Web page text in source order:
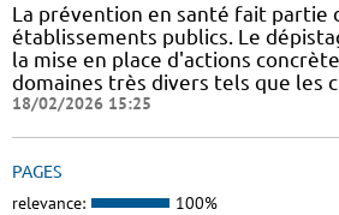
La prévention en santé fait partie
établissements publics. Le
la mise en place d'actions
domaines très divers tels que les
18/02/2026 15:25
PAGES
relevance: 100%